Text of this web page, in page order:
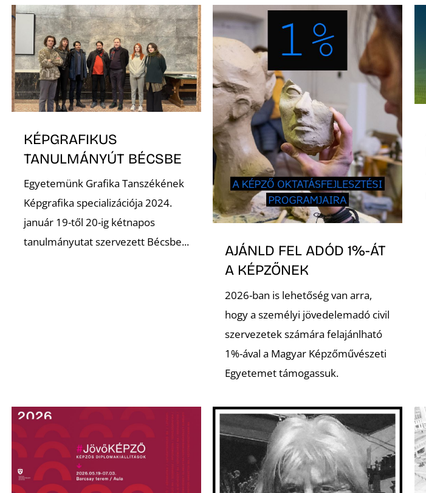
KÉPGRAFIKUS
TANULMÁNYÚT BÉCSBE
Egyetemünk Grafika Tanszékének
Képgrafika specializációja 2024.
január 19-től 20-ig kétnapos
tanulmányutat szervezett Bécsbe...
AJÁNLD FEL ADÓD 1%-ÁT
A KÉPZŐNEK
2026-ban is lehetőség van arra,
hogy a személyi jövedelemadó civil
szervezetek számára felajánlható
1%-ával a Magyar Képzőművészeti
Egyetemet támogassuk.